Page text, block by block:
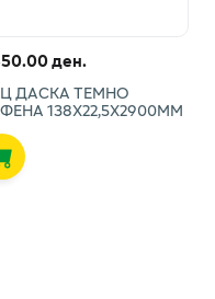
ден.
ДАСКА ТЕМНО
138Х22,5Х2900ММ